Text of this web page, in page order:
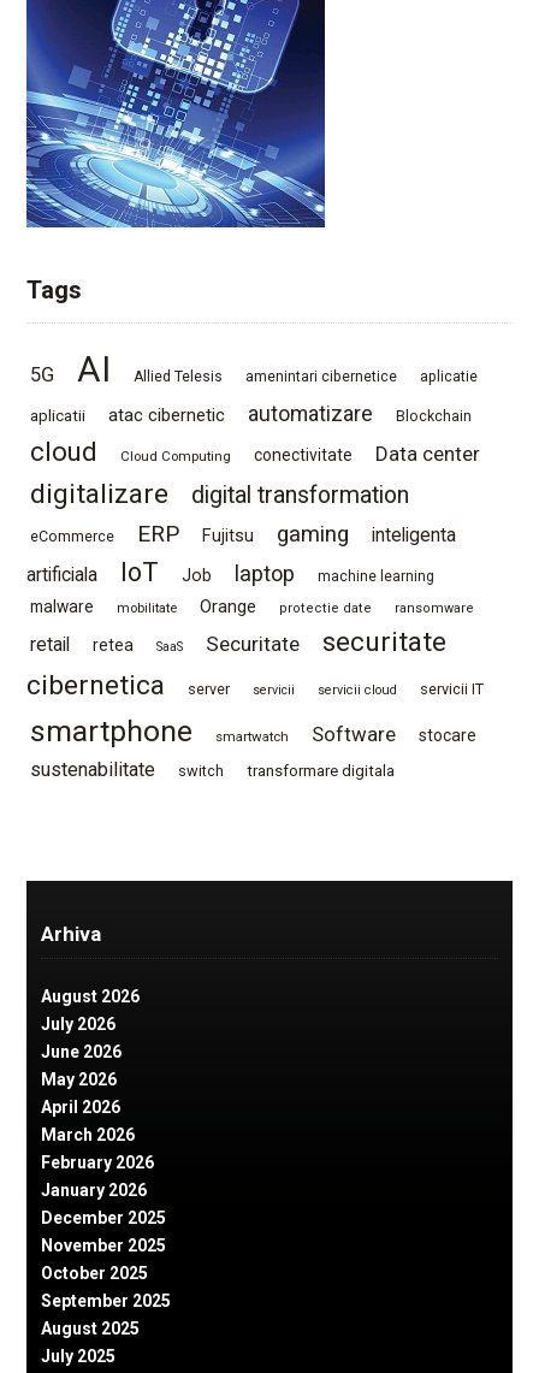
Tags
5G AI Allied Telesis amenintari cibernetice aplicatie
aplicatii atac cibernetic automatizare Blockchain
cloud Cloud Computing conectivitate Data center
digitalizare digital transformation
eCommerce ERP Fujitsu gaming
inteligenta
artificiala
IoT Job laptop machine learning
malware mobilitate Orange protectie date ransomware
retail retea SaaS Securitate
securitate
cibernetica
server servicii servicii cloud servicii IT
smartphone smartwatch Software stocare
sustenabilitate switch transformare digitala
Arhiva
August 2026
July 2026
June 2026
May 2026
April 2026
March 2026
February 2026
January 2026
December 2025
November 2025
October 2025
September 2025
August 2025
July 2025